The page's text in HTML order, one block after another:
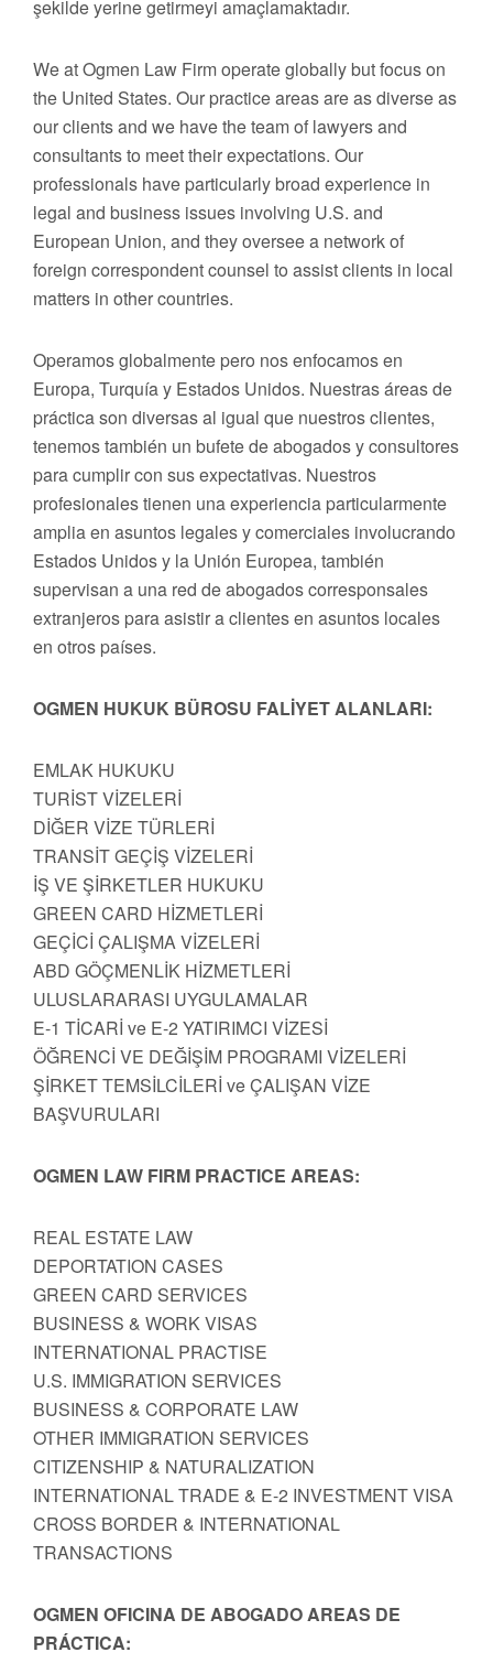
şekilde yerine getirmeyi amaçlamaktadır.
We at Ogmen Law Firm operate globally but focus on
the United States. Our practice areas are as diverse as
our clients and we have the team of lawyers and
consultants to meet their expectations. Our
professionals have particularly broad experience in
legal and business issues involving U.S. and
European Union, and they oversee a network of
foreign correspondent counsel to assist clients in local
matters in other countries.
Operamos globalmente pero nos enfocamos en
Europa, Turquía y Estados Unidos. Nuestras áreas de
práctica son diversas al igual que nuestros clientes,
tenemos también un bufete de abogados y consultores
para cumplir con sus expectativas. Nuestros
profesionales tienen una experiencia particularmente
amplia en asuntos legales y comerciales involucrando
Estados Unidos y la Unión Europea, también
supervisan a una red de abogados corresponsales
extranjeros para asistir a clientes en asuntos locales
en otros países.
OGMEN HUKUK BÜROSU FALİYET ALANLARI:
EMLAK HUKUKU
TURİST VİZELERİ
DİĞER VİZE TÜRLERİ
TRANSİT GEÇİŞ VİZELERİ
İŞ VE ŞİRKETLER HUKUKU
GREEN CARD HİZMETLERİ
GEÇİCİ ÇALIŞMA VİZELERİ
ABD GÖÇMENLİK HİZMETLERİ
ULUSLARARASI UYGULAMALAR
E-1 TİCARİ ve E-2 YATIRIMCI VİZESİ
ÖĞRENCİ VE DEĞİŞİM PROGRAMI VİZELERİ
ŞİRKET TEMSİLCİLERİ ve ÇALIŞAN VİZE
BAŞVURULARI
OGMEN LAW FIRM PRACTICE AREAS:
REAL ESTATE LAW
DEPORTATION CASES
GREEN CARD SERVICES
BUSINESS & WORK VISAS
INTERNATIONAL PRACTISE
U.S. IMMIGRATION SERVICES
BUSINESS & CORPORATE LAW
OTHER IMMIGRATION SERVICES
CITIZENSHIP & NATURALIZATION
INTERNATIONAL TRADE & E-2 INVESTMENT VISA
CROSS BORDER & INTERNATIONAL
TRANSACTIONS
OGMEN OFICINA DE ABOGADO AREAS DE
PRÁCTICA: